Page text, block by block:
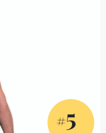
#5